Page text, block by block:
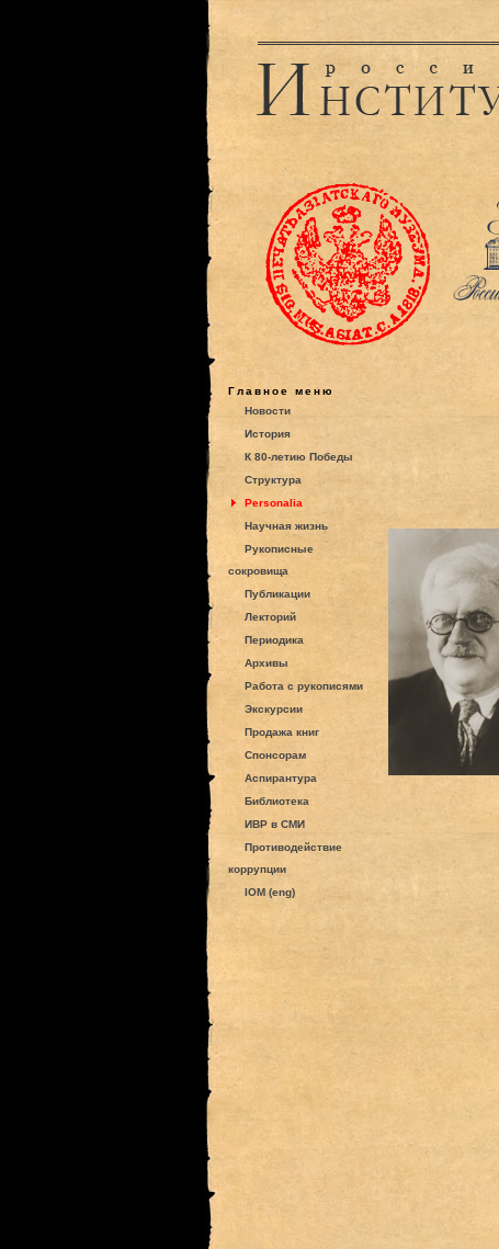
Главное меню
Новости
История
К 80-летию Победы
Структура
Personalia
Научная жизнь
Рукописные
сокровища
Публикации
Лекторий
Периодика
Архивы
Работа с рукописями
Экскурсии
Продажа книг
Спонсорам
Аспирантура
Библиотека
ИВР в СМИ
Противодействие
коррупции
IOM (eng)